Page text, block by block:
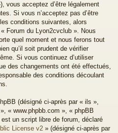
vous acceptez d’être légalement
Si vous n’acceptez pas d’être
conditions suivantes, alors
Forum du Lyon2cvclub ». Nous
quel moment et nous ferons tout
qu’il soit prudent de vérifier
Si vous continuez d’utiliser
des changements ont été effectués,
des conditions découlant
(désigné ci-après par « ils »,
« www.phpbb.com », « phpBB
un script libre de forum, déclaré
License v2 » (désigné ci-après par